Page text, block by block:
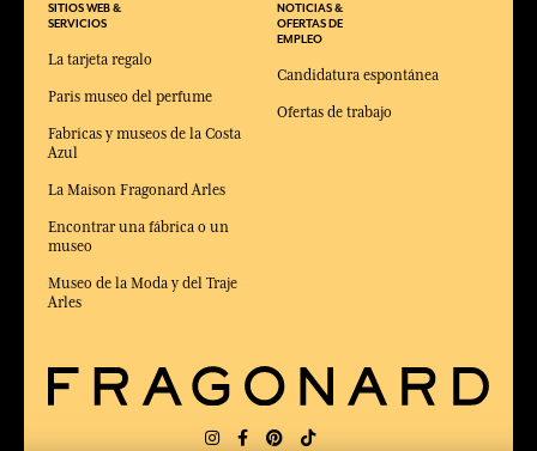
SITIOS WEB &
SERVICIOS
La tarjeta regalo
Paris museo del perfume
Fabricas y museos de la Costa
Azul
La Maison Fragonard Arles
Encontrar una fábrica o un
museo
Museo de la Moda y del Traje
Arles
NOTICIAS &
OFERTAS DE
EMPLEO
Candidatura espontánea
Ofertas de trabajo